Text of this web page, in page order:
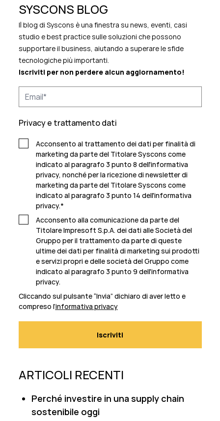
SYSCONS BLOG
Il blog di Syscons è una finestra su news, eventi, casi
studio e best practice sulle soluzioni che possono
supportare il business, aiutando a superare le sfide
tecnologiche più importanti.
Iscriviti per non perdere alcun aggiornamento!
Privacy e trattamento dati
Acconsento al trattamento dei dati per finalità di
marketing da parte del Titolare Syscons come
indicato al paragrafo 3 punto 8 dell'informativa
privacy, nonché per la ricezione di newsletter di
marketing da parte del Titolare Syscons come
indicato al paragrafo 3 punto 14 dell'informativa
privacy.*
Acconsento alla comunicazione da parte del
Titolare Impresoft S.p.A. dei dati alle Società del
Gruppo per il trattamento da parte di queste
ultime dei dati per finalità di marketing sui prodotti
e servizi propri e delle società del Gruppo come
indicato al paragrafo 3 punto 9 dell'informativa
privacy.
Cliccando sul pulsante “Invia” dichiaro di aver letto e
compreso l’informativa privacy
ARTICOLI RECENTI
Perché investire in una supply chain
sostenibile oggi